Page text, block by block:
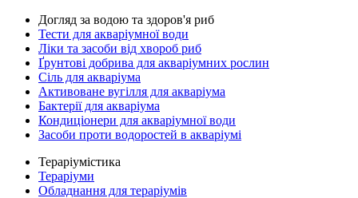
Догляд за водою та здоров'я риб
Тести для акваріумної води
Ліки та засоби від хвороб риб
Ґрунтові добрива для акваріумних рослин
Сіль для акваріума
Активоване вугілля для акваріума
Бактерії для акваріума
Кондиціонери для акваріумної води
Засоби проти водоростей в акваріумі
Тераріумістика
Тераріуми
Обладнання для тераріумів